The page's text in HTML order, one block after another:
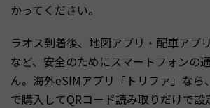
かってください。
ラオス到着後、地図アプリ・配車アプ
など、安全のためにスマートフォンの
ん。海外eSIMアプリ「トリファ」なら
で購入してQRコード読み取りだけで